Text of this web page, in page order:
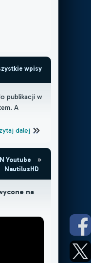
wpisy
publikacji w
A
dalej
Youtube
NautilusHD
na